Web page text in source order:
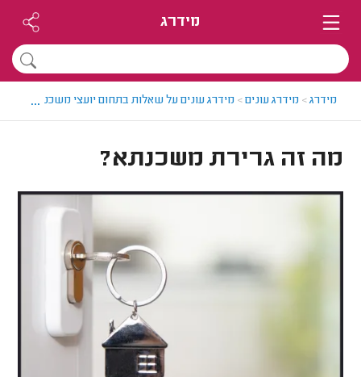
מידרג
מידרג> מידרג עונים> מידרג עונים על שאלות בתחום יועצי משכנתאות
...
מה זה גרירת משכנתא?